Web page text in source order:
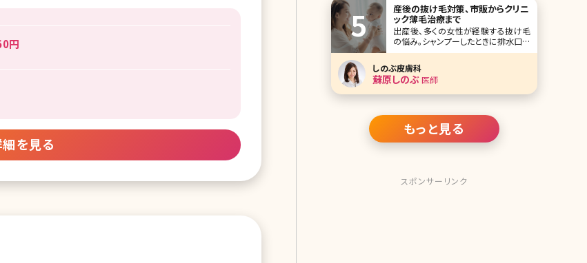
円
を見る
産後の抜け毛対策、市販からクリニ
ック薄毛治療まで
出産後、多くの女性が経験する抜け毛
の悩み。シャンプーしたときに排水口に
溜まった抜け毛を見て「このまま薄毛
になってしまうのでは……」と不安を覚
えた方もいるのでは?では、この産後の
抜け毛はいつまで続くのでしょうか。こ
こで産後の抜け毛の原因や対策、その
ついて詳しく説明し
しのぶ皮膚科
蘇原しのぶ医師
もっと見る
スポンサーリンク